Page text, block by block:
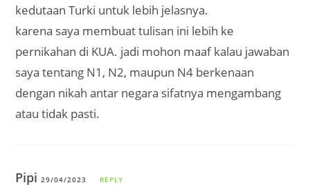
kedutaan Turki untuk lebih jelasnya.
karena saya membuat tulisan ini lebih ke
pernikahan di KUA. jadi mohon maaf kalau jawaban
saya tentang N1, N2, maupun N4 berkenaan
dengan nikah antar negara sifatnya mengambang
atau tidak pasti.
Pipi29/04/2023 REPLY